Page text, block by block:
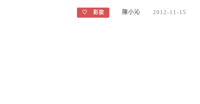
♡ 彩妝 陳小沁 2012-11-15